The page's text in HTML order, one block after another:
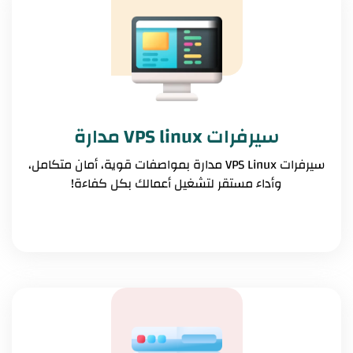
سيرفرات VPS linux مدارة
سيرفرات VPS Linux مدارة بمواصفات قوية، أمان متكامل،
وأداء مستقر لتشغيل أعمالك بكل كفاءة!